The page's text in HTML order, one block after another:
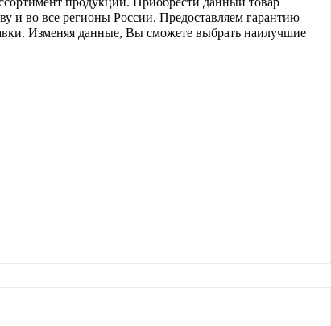
и во все регионы России. Предоставляем гарантию
Изменяя данные, Вы сможете выбрать наилучшие